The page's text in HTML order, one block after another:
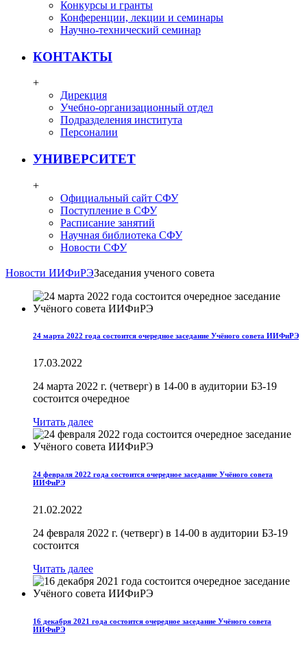
Конкурсы и гранты
Конференции, лекции и семинары
Научно-технический семинар
КОНТАКТЫ
+
Дирекция
Учебно-организационный отдел
Подразделения института
Персоналии
УНИВЕРСИТЕТ
+
Официальный сайт СФУ
Поступление в СФУ
Расписание занятий
Научная библиотека СФУ
Новости СФУ
Новости ИИФиРЭЗаседания ученого совета
24 марта 2022 года состоится очередное заседание Учёного совета ИИФиРЭ
17.03.2022
24 марта 2022 г. (четверг) в 14-00 в аудитории Б3-19
состоится очередное
Читать далее
24 февраля 2022 года состоится очередное заседание Учёного совета
ИИФиРЭ
21.02.2022
24 февраля 2022 г. (четверг) в 14-00 в аудитории Б3-19
состоится
Читать далее
16 декабря 2021 года состоится очередное заседание Учёного совета
ИИФиРЭ